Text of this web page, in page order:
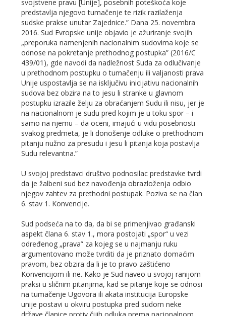
svojstvene pravu [Unije], posebnih poteškoća koje
predstavlja njegovo tumačenje te rizik razilaženja
sudske prakse unutar Zajednice.” Dana 25. novembra
2016. Sud Evropske unije objavio je ažuriranje svojih
„preporuka namenjenih nacionalnim sudovima koje se
odnose na pokretanje prethodnog postupka” (2016/C
439/01), gde navodi da nadležnost Suda za odlučivanje
u prethodnom postupku o tumačenju ili valjanosti prava
Unije uspostavlja se na isključivu inicijativu nacionalnih
sudova bez obzira na to jesu li stranke u glavnom
postupku izrazile želju za obraćanjem Sudu ili nisu, jer je
na nacionalnom je sudu pred kojim je u toku spor – i
samo na njemu – da oceni, imajući u vidu posebnosti
svakog predmeta, je li donošenje odluke o prethodnom
pitanju nužno za presudu i jesu li pitanja koja postavlja
Sudu relevantna.”
U svojoj predstavci društvo podnosilac predstavke tvrdi
da je žalbeni sud bez navođenja obrazloženja odbio
njegov zahtev za prethodni postupak. Poziva se na član
6. stav 1. Konvencije.
Sud podseća na to da, da bi se primenjivao građanski
aspekt člana 6. stav 1., mora postojati „spor“ u vezi
određenog „prava” za kojeg se u najmanju ruku
argumentovano može tvrditi da je priznato domaćim
pravom, bez obzira da li je to pravo zaštićeno
Konvencijom ili ne. Kako je Sud naveo u svojoj ranijom
praksi u sličnim pitanjima, kad se pitanje koje se odnosi
na tumačenje Ugovora ili akata institucija Europske
unije postavi u okviru postupka pred sudom neke
države članice protiv čijih odluka prema nacionalnom